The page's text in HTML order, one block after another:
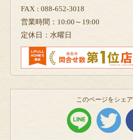
FAX : 088-652-3018
営業時間：10:00～19:00
定休日：水曜日
このページをシェ